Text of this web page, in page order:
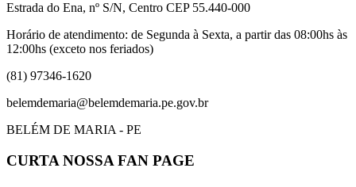
Estrada do Ena, nº S/N, Centro CEP 55.440-000
Horário de atendimento: de Segunda à Sexta, a partir das 08:00hs às
12:00hs (exceto nos feriados)
(81) 97346-1620
belemdemaria@belemdemaria.pe.gov.br
BELÉM DE MARIA - PE
CURTA NOSSA FAN PAGE